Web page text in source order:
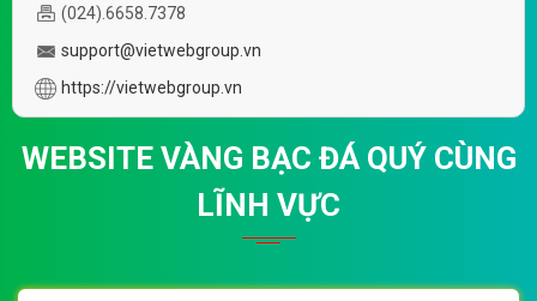
(024).6658.7378
support@vietwebgroup.vn
https://vietwebgroup.vn
WEBSITE VÀNG BẠC ĐÁ QUÝ CÙNG
LĨNH VỰC